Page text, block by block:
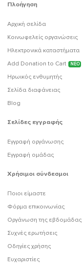
Πλοήγηση
Αρχική σελίδα
Κοινωφελείς οργανώσεις
Ηλεκτρονικά καταστήματα
Add Donation to Cart
ΝΕΟ
Ηρωικός ενθυμητής
Σελίδα διαφάνειας
Blog
Σελίδες εγγραφής
Εγγραφή οργάνωσης
Εγγραφή ομάδας
Χρήσιμοι σύνδεσμοι
Ποιοι είμαστε
Φόρμα επικοινωνίας
Οργάνωση της εβδομάδας
Συχνές ερωτήσεις
Οδηγίες χρήσης
Ευχαριστίες